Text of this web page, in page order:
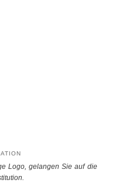
Logo, gelangen Sie auf die